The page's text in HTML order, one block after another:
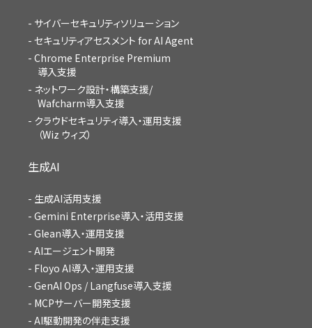
サイバーセキュリティソリューション
セキュリティアセスメント for AI Agent
Chrome Enterprise Premium
導入支援
ネットワーク設計・構築支援/
Wafcharm導入支援
クラウドセキュリティ導入・運用支援
（Wiz ウィズ）
生成AI
生成AI活用支援
Gemini Enterprise導入・活用支援
Glean導入・運用支援
AIエージェント開発
Floyo AI導入・運用支援
GenAI Ops / Langfuse導入支援
MCPサーバー開発支援
AI駆動開発の伴走支援